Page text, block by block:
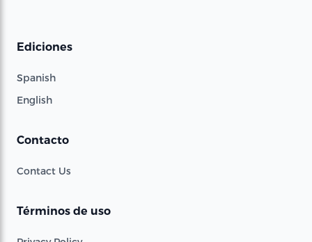
Ediciones
Spanish
English
Contacto
Contact Us
Términos de uso